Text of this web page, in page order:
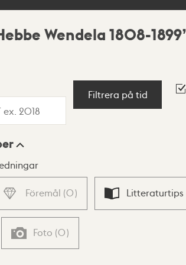
Wendela 1808-1899
Filtrera på tid
Föremål (0) Litteraturtips
Foto (0)